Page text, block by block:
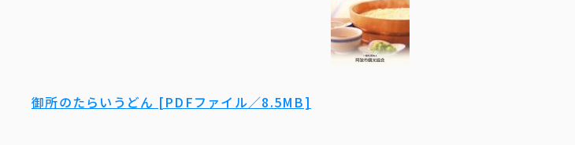
御所のたらいうどん [PDFファイル／8.5MB]